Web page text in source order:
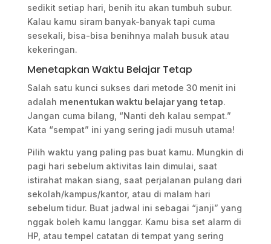
sedikit setiap hari, benih itu akan tumbuh subur.
Kalau kamu siram banyak-banyak tapi cuma
sesekali, bisa-bisa benihnya malah busuk atau
kekeringan.
Menetapkan Waktu Belajar Tetap
Salah satu kunci sukses dari metode 30 menit ini
adalah menentukan waktu belajar yang tetap.
Jangan cuma bilang, “Nanti deh kalau sempat.”
Kata “sempat” ini yang sering jadi musuh utama!
Pilih waktu yang paling pas buat kamu. Mungkin di
pagi hari sebelum aktivitas lain dimulai, saat
istirahat makan siang, saat perjalanan pulang dari
sekolah/kampus/kantor, atau di malam hari
sebelum tidur. Buat jadwal ini sebagai “janji” yang
nggak boleh kamu langgar. Kamu bisa set alarm di
HP, atau tempel catatan di tempat yang sering